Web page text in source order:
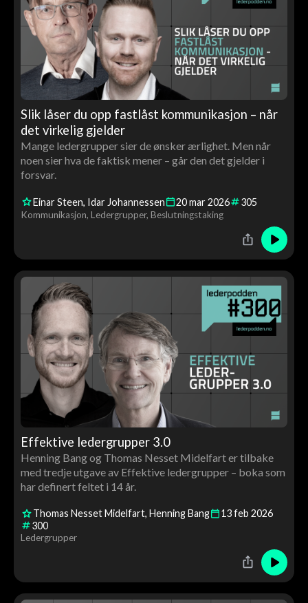
Slik låser du opp fastlåst kommunikasjon – når
det virkelig gjelder
Mange ledergrupper sier de ønsker ærlighet. Men når
noen sier hva de faktisk mener – går den det gjelder i
forsvar.
Einar Steen Idar Johannessen 20mar2026 305
Kommunikasjon Ledergrupper Beslutningstaking
Effektive ledergrupper 3.0
Henning Bang og Thomas Nesset Midelfart er tilbake
med tredje utgave av Effektive ledergrupper – boka som
har definert feltet i 14 år.
Thomas Nesset Midelfart Henning Bang 13feb 2026
300
Ledergrupper